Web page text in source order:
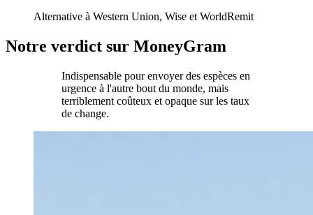
Alternative à Western Union, Wise et WorldRemit
Notre verdict sur MoneyGram
Indispensable pour envoyer des espèces en
urgence à l'autre bout du monde, mais
terriblement coûteux et opaque sur les taux
de change.